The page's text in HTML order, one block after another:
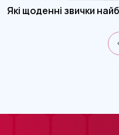
Які щоденні звички